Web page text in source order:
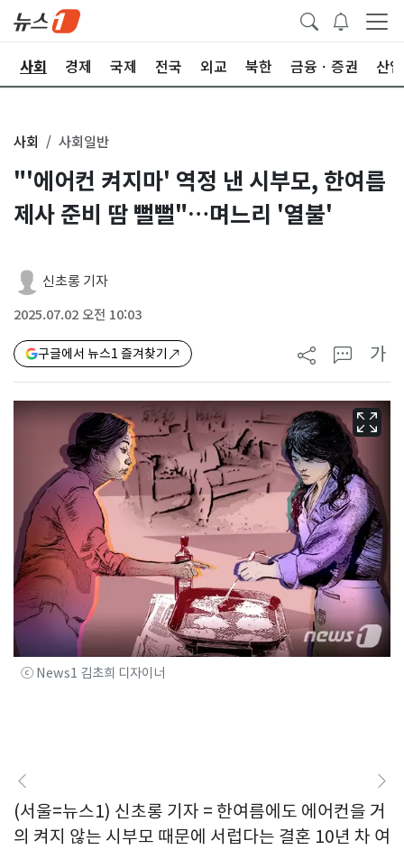
사회 경제 국제 전국 외교 북한 금융ㆍ증권 산업
사회 사회일반
"'에어컨 켜지마' 역정 낸 시부모, 한여름
제사 준비 땀 뻘뻘"…며느리 '열불'
신초롱 기자
2025.07.02 오전 10:03
구글에서 뉴스1 즐겨찾기 가
ⓒ News1 김초희 디자이너
(서울=뉴스1) 신초롱 기자 = 한여름에도 에어컨을 거
의 켜지 않는 시부모 때문에 서럽다는 결혼 10년 차 여